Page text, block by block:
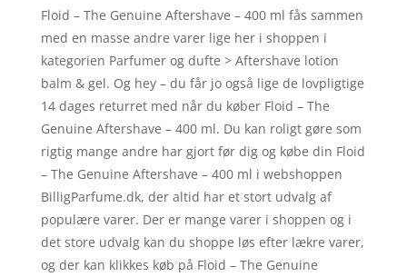
Floid – The Genuine Aftershave – 400 ml fås sammen
med en masse andre varer lige her i shoppen i
kategorien Parfumer og dufte > Aftershave lotion
balm & gel. Og hey – du får jo også lige de lovpligtige
14 dages returret med når du køber Floid – The
Genuine Aftershave – 400 ml. Du kan roligt gøre som
rigtig mange andre har gjort før dig og købe din Floid
– The Genuine Aftershave – 400 ml i webshoppen
BilligParfume.dk, der altid har et stort udvalg af
populære varer. Der er mange varer i shoppen og i
det store udvalg kan du shoppe løs efter lækre varer,
og der kan klikkes køb på Floid – The Genuine